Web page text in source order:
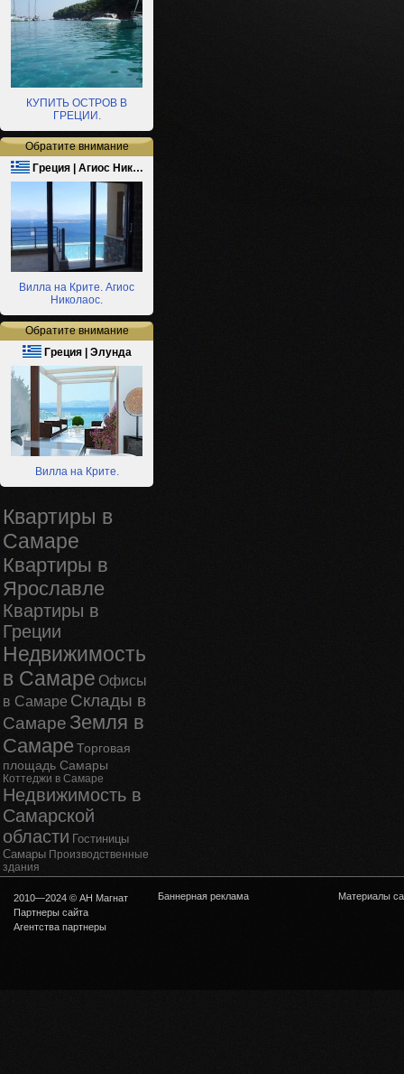
КУПИТЬ ОСТРОВ В
ГРЕЦИИ.
Обратите внимание
Греция | Агиос Ник…
Вилла на Крите. Агиос
Николаос.
Обратите внимание
Греция | Элунда
Вилла на Крите.
Квартиры в
Самаре
Квартиры в
Ярославле
Квартиры в
Греции
Недвижимость
в Самаре Офисы
в Самаре Склады в
Самаре Земля в
СамареТорговая
площадь Самары
Коттеджи в Самаре
Недвижимость в
Самарской
области Гостиницы
Самары Производственные
здания
2010—2024 © АН Магнат
Партнеры сайта
Агентства партнеры
Баннерная реклама Материалы